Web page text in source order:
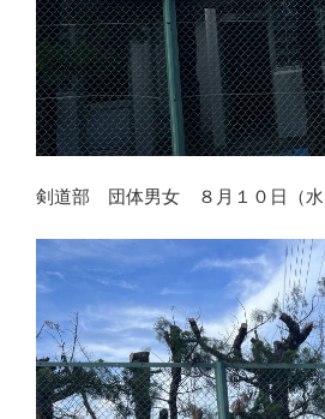
剣道部 団体男女 ８月１０日（水